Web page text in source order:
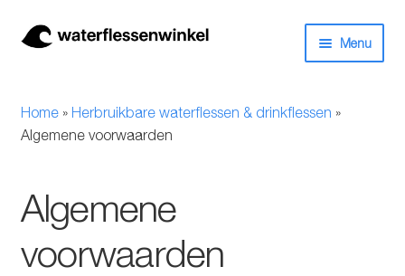
Ga
Ga
Menu
Bidons
Kinderflessen
Home» Herbruikbare waterflessen & drinkflessen »
Algemene voorwaarden
Algemene
voorwaarden